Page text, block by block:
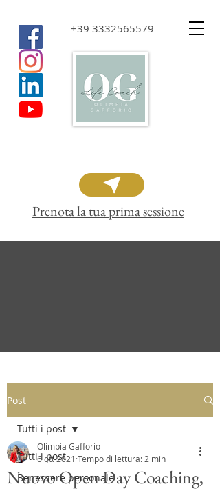
+39 3332565579
Prenota la tua prima sessione
Post
Tutti i post
Benessere personale
Tutti i post
Nuovo Open Day Coaching,
Olimpia Gafforio
6 ott 2021 Tempo di lettura: 2 min